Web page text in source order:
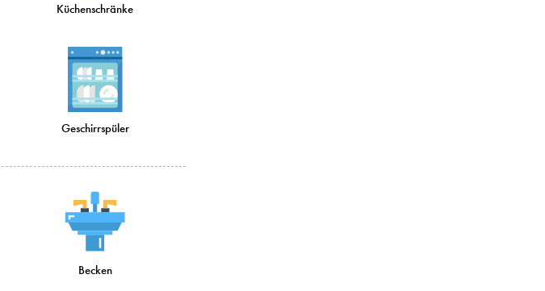
Küchenschränke
Geschirrspüler
Becken